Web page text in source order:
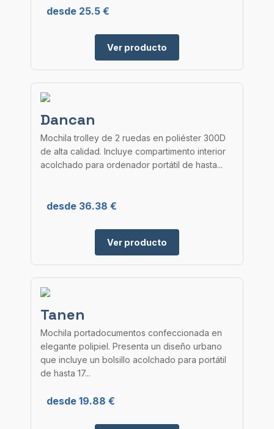
desde 25.5 €
Ver producto
Dancan
Mochila trolley de 2 ruedas en poliéster 300D
de alta calidad. Incluye compartimento interior
acolchado para ordenador portátil de hasta...
desde 36.38 €
Ver producto
Tanen
Mochila portadocumentos confeccionada en
elegante polipiel. Presenta un diseño urbano
que incluye un bolsillo acolchado para portátil
de hasta 17...
desde 19.88 €